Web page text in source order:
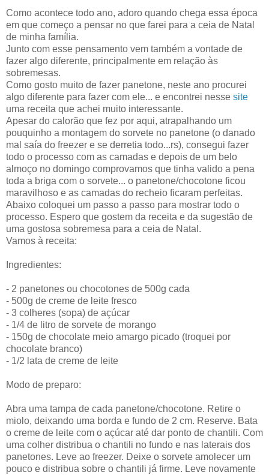
Como acontece todo ano, adoro quando chega essa época
em que começo a pensar no que farei para a ceia de Natal
de minha família.
Junto com esse pensamento vem também a vontade de
fazer algo diferente, principalmente em relação às
sobremesas.
Como gosto muito de fazer panetone, neste ano procurei
algo diferente para fazer com ele... e encontrei nesse site
uma receita que achei muito interessante.
Apesar do calorão que fez por aqui, atrapalhando um
pouquinho a montagem do sorvete no panetone (o danado
mal saía do freezer e se derretia todo...rs), consegui fazer
todo o processo com as camadas e depois de um belo
almoço no domingo comprovamos que tinha valido a pena
toda a briga com o sorvete... o panetone/chocotone ficou
maravilhoso e as camadas do recheio ficaram perfeitas.
Abaixo coloquei um passo a passo para mostrar todo o
processo. Espero que gostem da receita e da sugestão de
uma gostosa sobremesa para a ceia de Natal.
Vamos à receita:
Ingredientes:
- 2 panetones ou chocotones de 500g cada
- 500g de creme de leite fresco
- 3 colheres (sopa) de açúcar
- 1/4 de litro de sorvete de morango
- 150g de chocolate meio amargo picado (troquei por
chocolate branco)
- 1/2 lata de creme de leite
Modo de preparo:
Abra uma tampa de cada panetone/chocotone. Retire o
miolo, deixando uma borda e fundo de 2 cm. Reserve. Bata
o creme de leite com o açúcar até dar ponto de chantili. Com
uma colher distribua o chantili no fundo e nas laterais dos
panetones. Leve ao freezer. Deixe o sorvete amolecer um
pouco e distribua sobre o chantili já firme. Leve novamente